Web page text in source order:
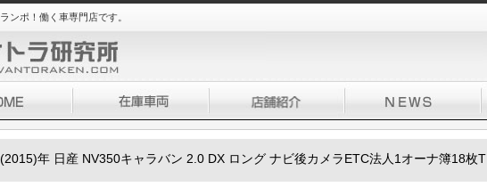
ンポ！働く車専門店です。
年 日産 NV350キャラバン 2.0 DX ロング ナビ後カメラETC法人1オーナ簿18枚T